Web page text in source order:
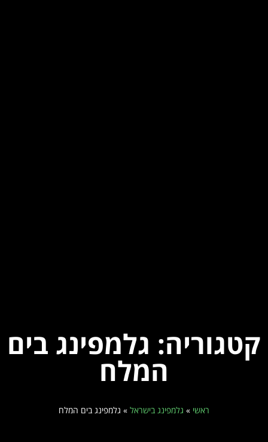
קטגוריה: גלמפינג בים
המלח
ראשי » גלמפינג בישראל » גלמפינג בים המלח